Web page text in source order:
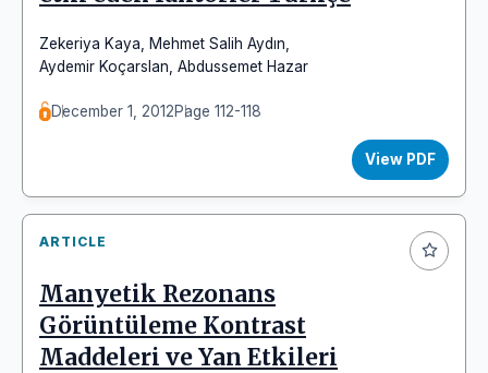
Zekeriya Kaya Mehmet Salih Aydın
Aydemir Koçarslan Abdussemet Hazar
December 1, 2012Page 112-118
View PDF
ARTICLE
Manyetik Rezonans
Görüntüleme Kontrast
Maddeleri ve Yan Etkileri